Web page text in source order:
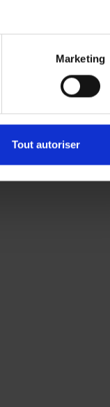
Marketing
Tout autoriser